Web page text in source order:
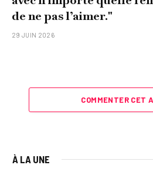
de ne pas l’aimer."
29 JUIN 2026
COMMENTER CET
À LA UNE